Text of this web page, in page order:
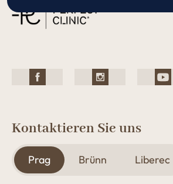
Kontaktieren Sie uns
Prag Brünn Liberec